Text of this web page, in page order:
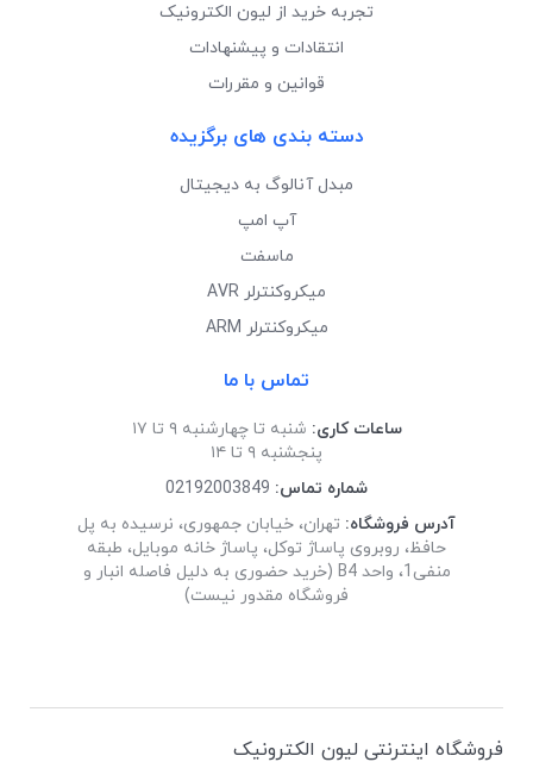
تجربه خرید از لیون الکترونیک
انتقادات و پیشنهادات
قوانین و مقررات
دسته بندی های برگزیده
مبدل آنالوگ به دیجیتال
آپ امپ
ماسفت
میکروکنترلر AVR
میکروکنترلر ARM
تماس با ما
ساعات کاری: شنبه تا چهارشنبه ۹ تا ۱۷
پنجشنبه ۹ تا ۱۴
شماره تماس: 02192003849
آدرس فروشگاه: تهران، خیابان جمهوری، نرسیده به پل
حافظ، روبروی پاساژ توکل، پاساژ خانه موبایل، طبقه
منفی1، واحد B4 (خرید حضوری به دلیل فاصله انبار و
فروشگاه مقدور نیست)
فروشگاه اینترنتی لیون الکترونیک